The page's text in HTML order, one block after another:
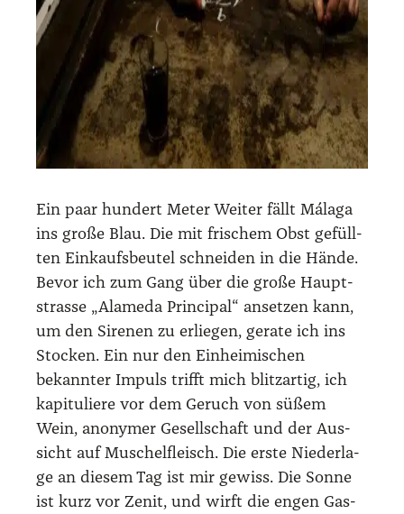
Ein paar hun­dert Meter Wei­ter fällt Mála­ga
ins gro­ße Blau. Die mit fri­schem Obst gefüll­
ten Ein­kaufs­beu­tel schnei­den in die Hän­de.
Bevor ich zum Gang über die gro­ße Haupt­
stras­se „Ala­me­da Prin­ci­pal“ anset­zen kann,
um den Sire­nen zu erlie­gen, gera­te ich ins
Sto­cken. Ein nur den Ein­hei­mi­schen
bekann­ter Impuls trifft mich blitz­ar­tig, ich
kapi­tu­lie­re vor dem Geruch von süßem
Wein, anony­mer Gesell­schaft und der Aus­
sicht auf Muschel­fleisch. Die ers­te Nie­der­la­
ge an die­sem Tag ist mir gewiss. Die Son­ne
ist kurz vor Zenit, und wirft die engen Gas­